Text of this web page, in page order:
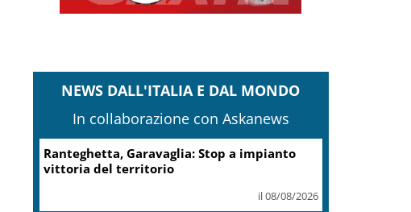
NEWS DALL'ITALIA E DAL MONDO
In collaborazione con Askanews
Ranteghetta, Garavaglia: Stop a impianto
vittoria del territorio
il 08/08/2026